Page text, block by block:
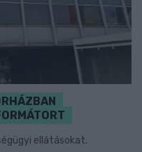
ellátásokat.